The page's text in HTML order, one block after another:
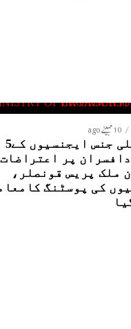
10 مہینے ago
انٹیلی جنس ایجنسیوں کے5
پر
ملک پریس قونصلر،
کی پوسٹنگ